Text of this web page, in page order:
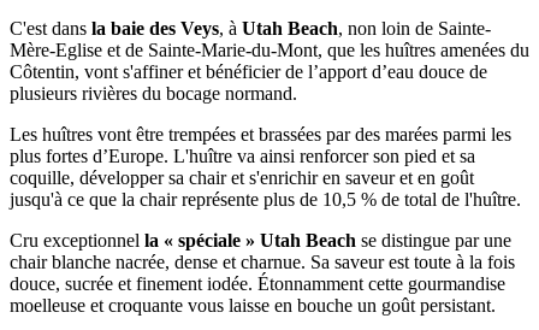
C'est dans la baie des Veys, à Utah Beach, non loin de Sainte-
Mère-Eglise et de Sainte-Marie-du-Mont, que les huîtres amenées du
Côtentin, vont s'affiner et bénéficier de l’apport d’eau douce de
plusieurs rivières du bocage normand.
Les huîtres vont être trempées et brassées par des marées parmi les
plus fortes d’Europe. L'huître va ainsi renforcer son pied et sa
coquille, développer sa chair et s'enrichir en saveur et en goût
jusqu'à ce que la chair représente plus de 10,5 % de total de l'huître.
Cru exceptionnel la « spéciale » Utah Beach se distingue par une
chair blanche nacrée, dense et charnue. Sa saveur est toute à la fois
douce, sucrée et finement iodée. Étonnamment cette gourmandise
moelleuse et croquante vous laisse en bouche un goût persistant.